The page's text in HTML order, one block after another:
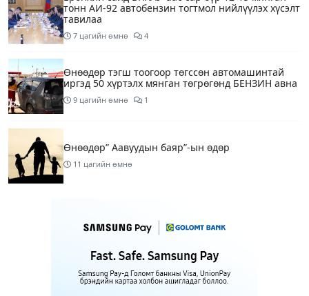
тонн АИ-92 автобензин тогтмол нийлүүлэх хүсэлт
тавилаа
7 цагийн өмнө 4
Өнөөдөр тэгш тоогоор төгссөн автомашинтай
иргэд 50 хүртэлх мянган төгрөгөнд БЕНЗИН авна
9 цагийн өмнө 1
Өнөөдөр” Аавуудын баяр”-ын өдөр
11 цагийн өмнө
Улаанбаатарт 31 хэм дулаан байна
13 цагийн өмнө
МАРГААШ: Улаанбаатарт 31 хэм дулаан байна